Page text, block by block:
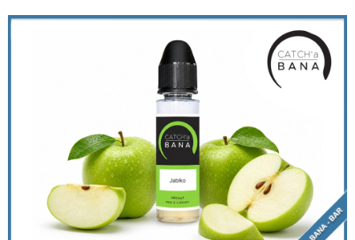
produktu
je